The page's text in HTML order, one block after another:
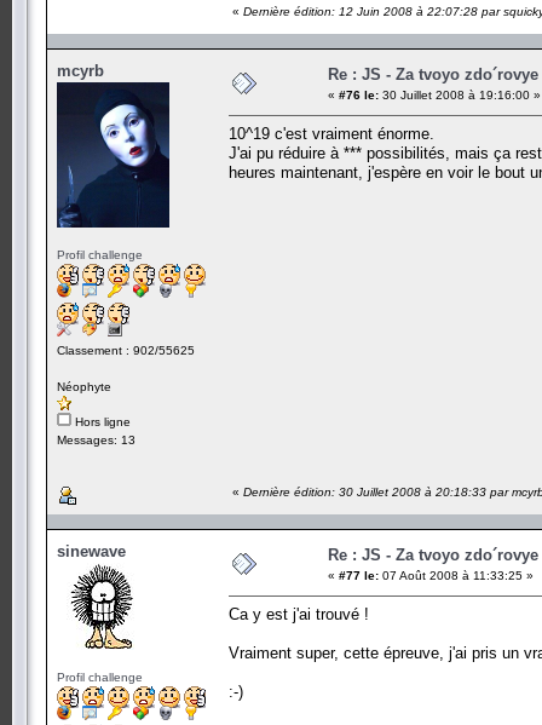
« Dernière édition: 12 Juin 2008 à 22:07:28 par
mcyrb
Profil challenge
Classement : 902/55625
Néophyte
Hors ligne
Messages: 13
Re : JS - Za tvoyo zdo´rovye
« #76 le: 30 Juillet 2008 à 19:16:00 »
10^19 c'est vraiment énorme.
J'ai pu réduire à *** possibilités, mais ça
heures maintenant, j'espère en voir le bout
« Dernière édition: 30 Juillet 2008 à 20:18:33 par
sinewave
Profil challenge
Re : JS - Za tvoyo zdo´rovye
« #77 le: 07 Août 2008 à 11:33:25 »
Ca y est j'ai trouvé !
Vraiment super, cette épreuve, j'ai pris un
:-)